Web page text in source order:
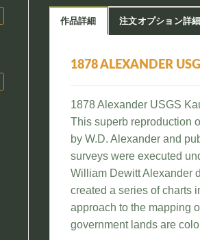
作品詳細 注文オプション詳細
1878 ALEXANDER
1878 Alexander USGS
This superb reproduction
by W.D. Alexander and
surveys were executed
William Dewitt Alexander
created a series of charts
approach to the mapping
government lands are